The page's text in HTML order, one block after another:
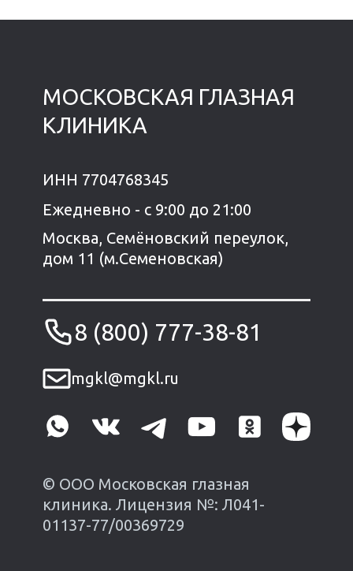
МОСКОВСКАЯ ГЛАЗНАЯ
КЛИНИКА
ИНН 7704768345
Ежедневно - с 9:00 до 21:00
Москва, Семёновский переулок,
дом 11 (м.Семеновская)
8 (800) 777-38-81
mgkl@mgkl.ru
© ООО Московская глазная
клиника. Лицензия №: Л041-
01137-77/00369729